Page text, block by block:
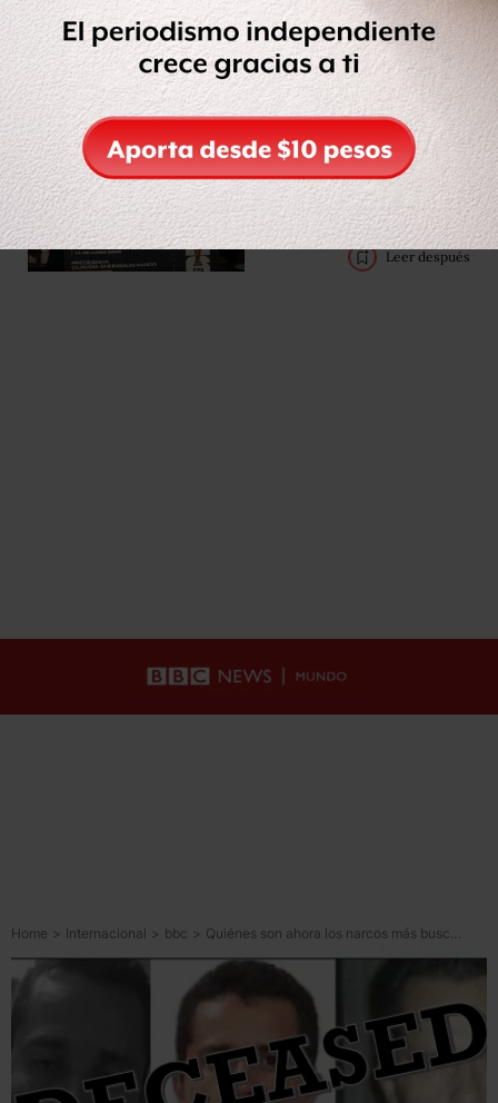
Leer después
Claudia Sheinbaum
regalará su boleto de
inauguración del
Mundial 2026 mediante
concurso de dominadas
Leer después
Home > Internacional > bbc >